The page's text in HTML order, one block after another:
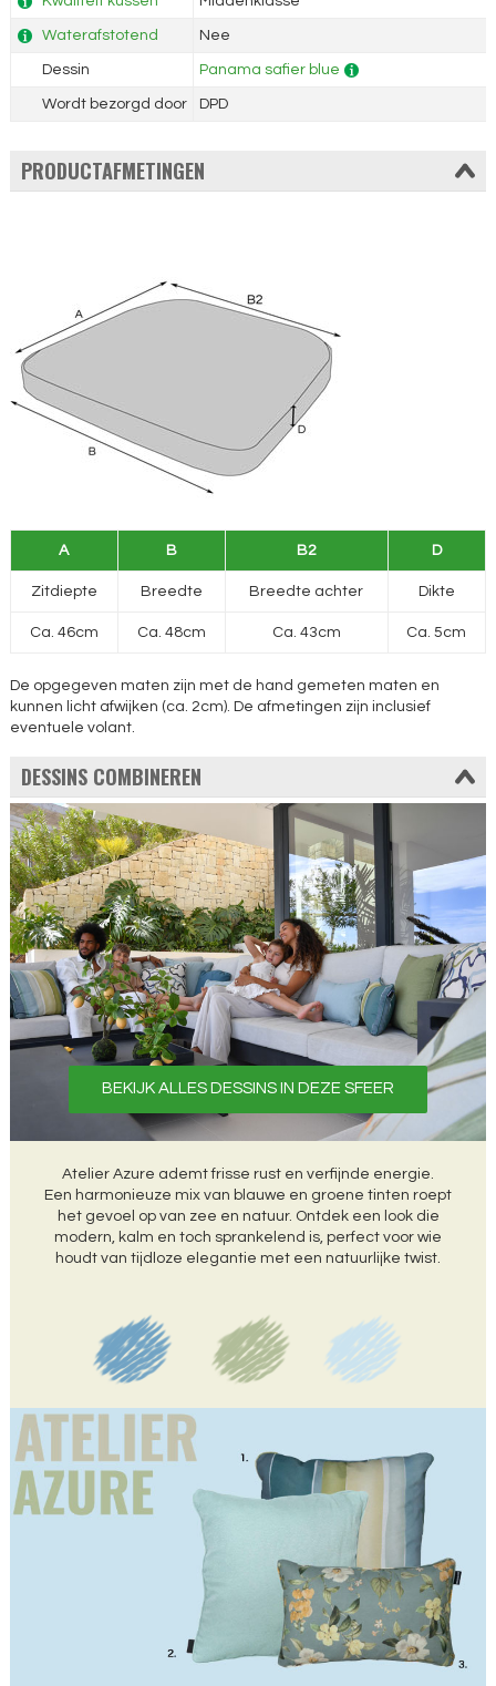
Waterafstotend Nee
Dessin Panama safier blue
Wordt bezorgd door DPD
PRODUCTAFMETINGEN
A B B2 D
Zitdiepte Breedte Breedte achter Dikte
Ca. 46cm Ca. 48cm Ca. 43cm Ca. 5cm
De opgegeven maten zijn met de hand gemeten maten en
kunnen licht afwijken (ca. 2cm). De afmetingen zijn inclusief
eventuele volant.
DESSINS COMBINEREN
BEKIJK ALLES DESSINS IN DEZE SFEER
Atelier Azure ademt frisse rust en verfijnde energie.
Een harmonieuze mix van blauwe en groene tinten roept
het gevoel op van zee en natuur. Ontdek een look die
modern, kalm en toch sprankelend is, perfect voor wie
houdt van tijdloze elegantie met een natuurlijke twist.